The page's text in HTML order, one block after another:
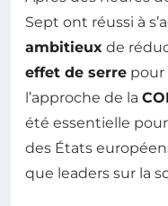
Sept ont réussi à
ambitieux de
effet de serre pour
l’approche de la
été essentielle
des États
que leaders sur la